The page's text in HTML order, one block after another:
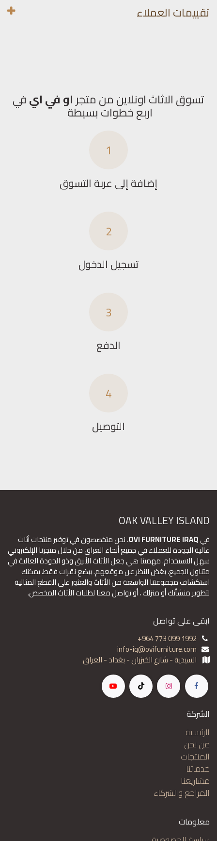
تقييمات العملاء
تسوق الاثاث اونلاين من متجراو في ايفي
اربع خطوات بسيطة
4
التوصيل
3
الدفع
2
تسجيل الدخول
1
إضافة إلى عربة التسوق
OAK VALLEY ISLAND
فيOVI FURNITURE IRAQ، نحن متخصصون في توفير منتجات أثاث
عالية الجودة للعملاء في جميع أنحاء العراق من خلال متجرنا الإلكتروني
سهل الاستخدام. مهمتنا هي جعل الأثاث الأنيق وذو الجودة العالية في
متناول الجميع، بغض النظر عن موقعهم. ببضع نقرات فقط، يمكنك
استكشاف مجموعتنا الواسعة من الأثاث والعثور على القطع المثالية
لتطوير منشأتك أو منزلك ، أو تواصل معنا لطلبات الأثاث المخصص.
ابقى على تواصل
+964 773 099 1992
info-iq@ovifurniture.com
السيدية - شارع الخيزران - بغداد - العراق
الشركة
الرئيسية
من نحن
المنتجات
خدماتنا
مشاريعنا
المراجع والشركاء
معلومات